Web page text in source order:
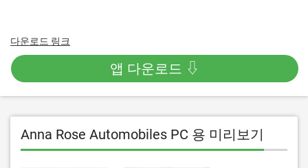
다운로드 링크
앱 다운로드 ⇩
Anna Rose Automobiles PC 용 미리보기